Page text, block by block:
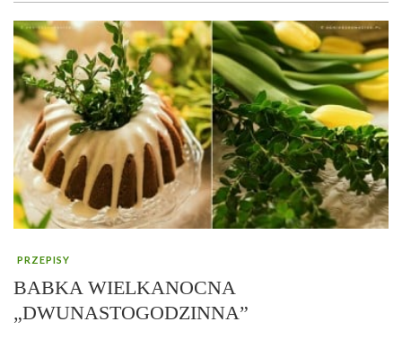
PRZEPISY
BABKA WIELKANOCNA
„DWUNASTOGODZINNA”